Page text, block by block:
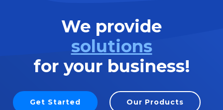
We provide
solutions
for your business!
Get Started Our Products